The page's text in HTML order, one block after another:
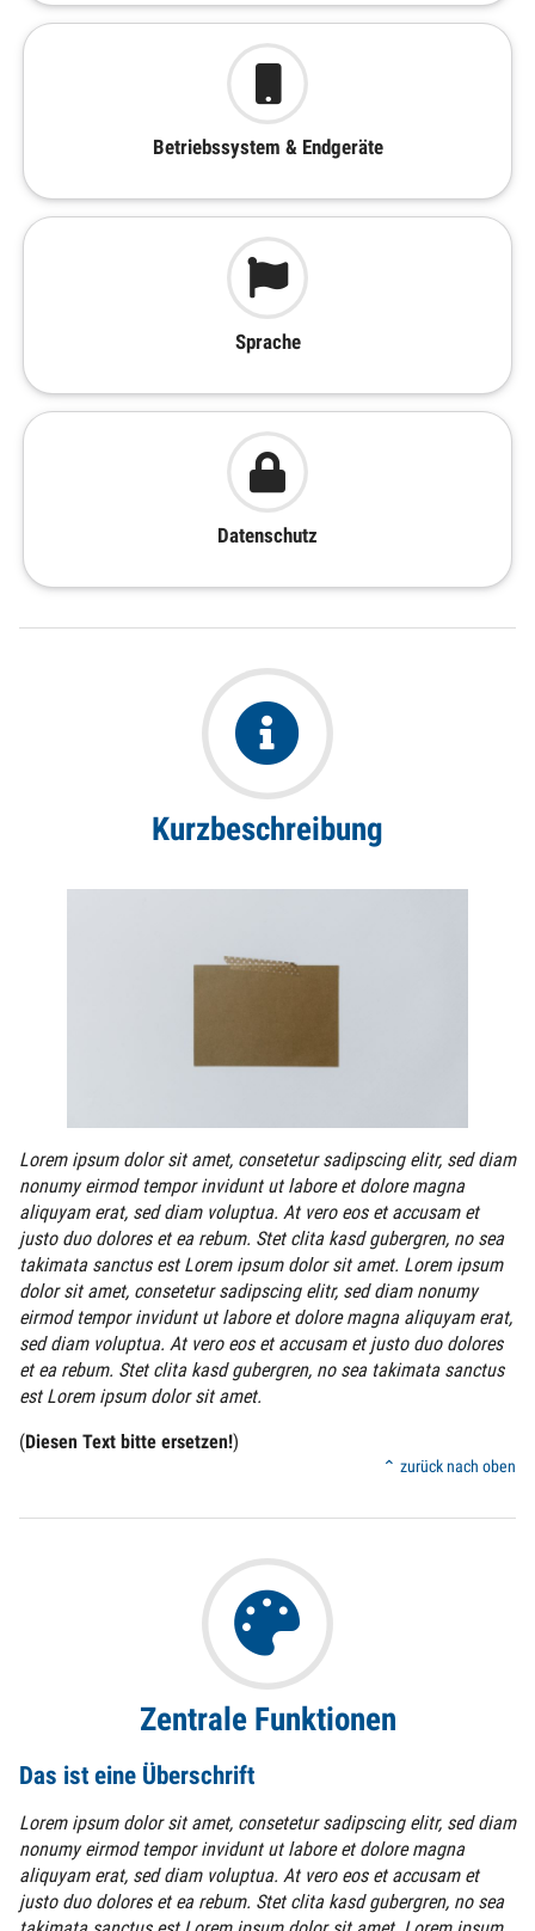
Betriebssystem & Endgeräte
Sprache
Datenschutz
Kurzbeschreibung
Lorem ipsum dolor sit amet, consetetur sadipscing elitr, sed diam
nonumy eirmod tempor invidunt ut labore et dolore magna
aliquyam erat, sed diam voluptua. At vero eos et accusam et
justo duo dolores et ea rebum. Stet clita kasd gubergren, no sea
takimata sanctus est Lorem ipsum dolor sit amet. Lorem ipsum
dolor sit amet, consetetur sadipscing elitr, sed diam nonumy
eirmod tempor invidunt ut labore et dolore magna aliquyam erat,
sed diam voluptua. At vero eos et accusam et justo duo dolores
et ea rebum. Stet clita kasd gubergren, no sea takimata sanctus
est Lorem ipsum dolor sit amet.
(Diesen Text bitte ersetzen!)
⌃ zurück nach oben
Zentrale Funktionen
Das ist eine Überschrift
Lorem ipsum dolor sit amet, consetetur sadipscing elitr, sed diam
nonumy eirmod tempor invidunt ut labore et dolore magna
aliquyam erat, sed diam voluptua. At vero eos et accusam et
justo duo dolores et ea rebum. Stet clita kasd gubergren, no sea